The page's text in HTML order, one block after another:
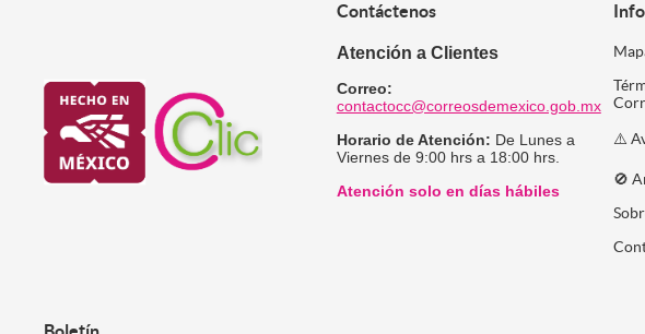
Contáctenos
Atención a Clientes
Correo:
contactocc@correosdemexico.gob.mx
Horario de Atención: De Lunes a
Viernes de 9:00 hrs a 18:00 hrs.
Atención solo en días hábiles
⚠️
🚫